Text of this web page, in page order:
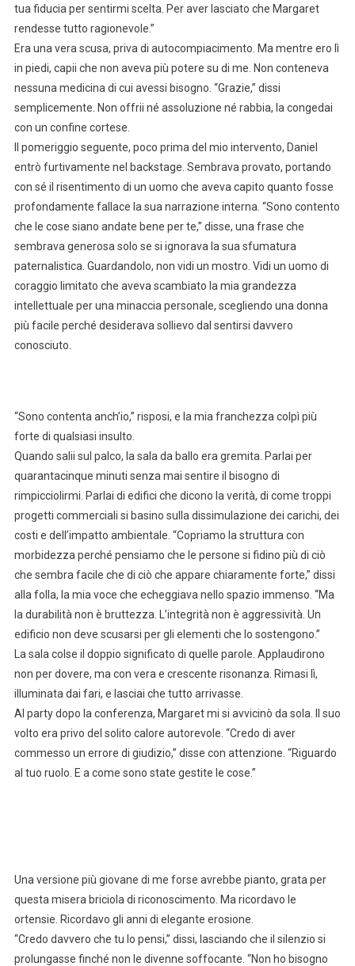
tua fiducia per sentirmi scelta. Per aver lasciato che Margaret
rendesse tutto ragionevole.”
Era una vera scusa, priva di autocompiacimento. Ma mentre ero lì
in piedi, capii che non aveva più potere su di me. Non conteneva
nessuna medicina di cui avessi bisogno. “Grazie,” dissi
semplicemente. Non offrii né assoluzione né rabbia, la congedai
con un confine cortese.
Il pomeriggio seguente, poco prima del mio intervento, Daniel
entrò furtivamente nel backstage. Sembrava provato, portando
con sé il risentimento di un uomo che aveva capito quanto fosse
profondamente fallace la sua narrazione interna. “Sono contento
che le cose siano andate bene per te,” disse, una frase che
sembrava generosa solo se si ignorava la sua sfumatura
paternalistica. Guardandolo, non vidi un mostro. Vidi un uomo di
coraggio limitato che aveva scambiato la mia grandezza
intellettuale per una minaccia personale, scegliendo una donna
più facile perché desiderava sollievo dal sentirsi davvero
conosciuto.
“Sono contenta anch’io,” risposi, e la mia franchezza colpì più
forte di qualsiasi insulto.
Quando salii sul palco, la sala da ballo era gremita. Parlai per
quarantacinque minuti senza mai sentire il bisogno di
rimpicciolirmi. Parlai di edifici che dicono la verità, di come troppi
progetti commerciali si basino sulla dissimulazione dei carichi, dei
costi e dell’impatto ambientale. “Copriamo la struttura con
morbidezza perché pensiamo che le persone si fidino più di ciò
che sembra facile che di ciò che appare chiaramente forte,” dissi
alla folla, la mia voce che echeggiava nello spazio immenso. “Ma
la durabilità non è bruttezza. L’integrità non è aggressività. Un
edificio non deve scusarsi per gli elementi che lo sostengono.”
La sala colse il doppio significato di quelle parole. Applaudirono
non per dovere, ma con vera e crescente risonanza. Rimasi lì,
illuminata dai fari, e lasciai che tutto arrivasse.
Al party dopo la conferenza, Margaret mi si avvicinò da sola. Il suo
volto era privo del solito calore autorevole. “Credo di aver
commesso un errore di giudizio,” disse con attenzione. “Riguardo
al tuo ruolo. E a come sono state gestite le cose.”
Una versione più giovane di me forse avrebbe pianto, grata per
questa misera briciola di riconoscimento. Ma ricordavo le
ortensie. Ricordavo gli anni di elegante erosione.
“Credo davvero che tu lo pensi,” dissi, lasciando che il silenzio si
prolungasse finché non le divenne soffocante. “Non ho bisogno